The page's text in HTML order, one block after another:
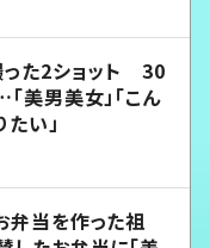
た2ショット 30
美男美女」「こん
い」
弁当を作った祖